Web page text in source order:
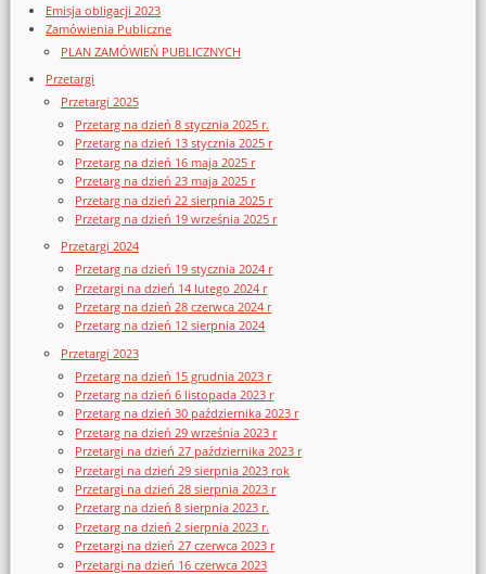
Emisja obligacji 2023
Zamówienia Publiczne
PLAN ZAMÓWIEŃ PUBLICZNYCH
Przetargi
Przetargi 2025
Przetarg na dzień 8 stycznia 2025 r.
Przetarg na dzień 13 stycznia 2025 r
Przetarg na dzień 16 maja 2025 r
Przetarg na dzień 23 maja 2025 r
Przetarg na dzień 22 sierpnia 2025 r
Przetarg na dzień 19 września 2025 r
Przetargi 2024
Przetarg na dzień 19 stycznia 2024 r
Przetargi na dzień 14 lutego 2024 r
Przetarg na dzień 28 czerwca 2024 r
Przetarg na dzień 12 sierpnia 2024
Przetargi 2023
Przetarg na dzień 15 grudnia 2023 r
Przetarg na dzień 6 listopada 2023 r
Przetarg na dzień 30 października 2023 r
Przetarg na dzień 29 września 2023 r
Przetargi na dzień 27 października 2023 r
Przetargi na dzień 29 sierpnia 2023 rok
Przetargi na dzień 28 sierpnia 2023 r
Przetarg na dzień 8 sierpnia 2023 r.
Przetarg na dzień 2 sierpnia 2023 r.
Przetargi na dzień 27 czerwca 2023 r
Przetargi na dzień 16 czerwca 2023